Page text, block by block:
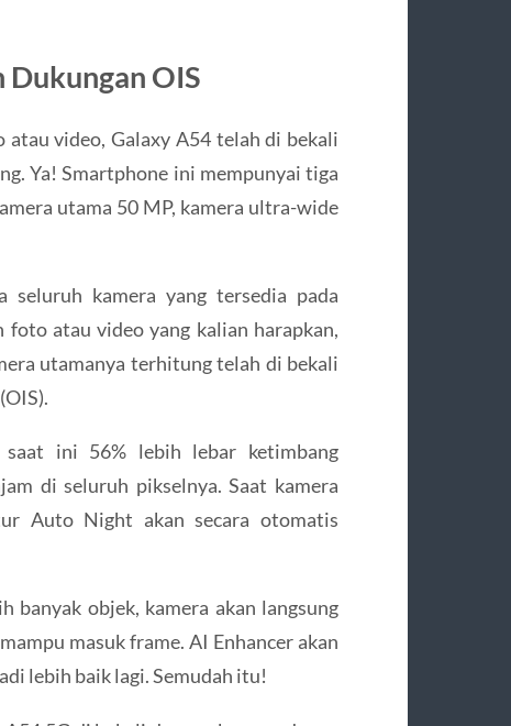
Dukungan OIS
atau video, Galaxy A54 telah di bekali
Ya! Smartphone ini mempunyai tiga
utama 50 MP, kamera ultra-wide
seluruh kamera yang tersedia pada
foto atau video yang kalian harapkan,
utamanya terhitung telah di bekali
ini 56% lebih lebar ketimbang
di seluruh pikselnya. Saat kamera
Auto Night akan secara otomatis
banyak objek, kamera akan langsung
masuk frame. AI Enhancer akan
lebih baik lagi. Semudah itu!